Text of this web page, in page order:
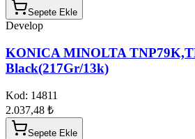
Sepete Ekle
Develop
KONICA MINOLTA
Black(217Gr/13k)
Kod: 14811
2.037,48 ₺
Sepete Ekle